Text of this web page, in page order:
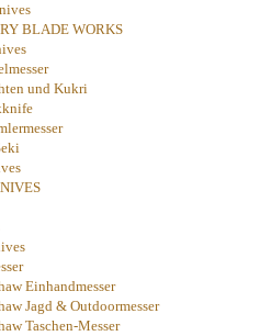
BLADE WORKS
und Kukri
Einhandmesser
Jagd & Outdoormesser
Taschen-Messer